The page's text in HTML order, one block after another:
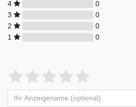
4
0
3
0
2
0
1
0
Bewertungssterne
von
4
von
3
von
2
von
1
von